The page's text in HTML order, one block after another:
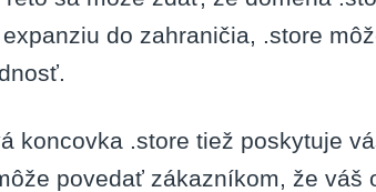
do zahraničia, .store
koncovka .store tiež poskytuje
povedať zákazníkom, že váš